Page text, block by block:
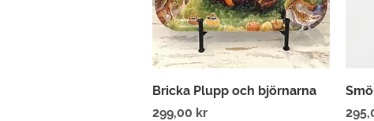
Snabbvisning
Bricka Plupp och björnarna
Pris
299,00 kr
Pris